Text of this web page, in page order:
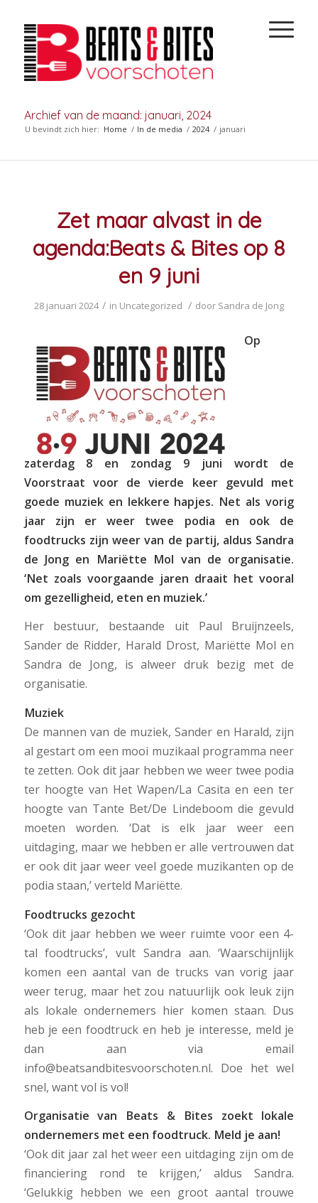
Archief van de maand: januari, 2024
U bevindt zich hier: Home / In de media / 2024 / januari
Zet maar alvast in de
agenda:Beats & Bites op 8
en 9 juni
28 januari 2024 / in Uncategorized / door Sandra de Jong
Op
zaterdag 8 en zondag 9 juni wordt de
Voorstraat voor de vierde keer gevuld met
goede muziek en lekkere hapjes. Net als vorig
jaar zijn er weer twee podia en ook de
foodtrucks zijn weer van de partij, aldus Sandra
de Jong en Mariëtte Mol van de organisatie.
‘Net zoals voorgaande jaren draait het vooral
om gezelligheid, eten en muziek.’
Her bestuur, bestaande uit Paul Bruijnzeels,
Sander de Ridder, Harald Drost, Mariëtte Mol en
Sandra de Jong, is alweer druk bezig met de
organisatie.
Muziek
De mannen van de muziek, Sander en Harald, zijn
al gestart om een mooi muzikaal programma neer
te zetten. Ook dit jaar hebben we weer twee podia
ter hoogte van Het Wapen/La Casita en een ter
hoogte van Tante Bet/De Lindeboom die gevuld
moeten worden. ‘Dat is elk jaar weer een
uitdaging, maar we hebben er alle vertrouwen dat
er ook dit jaar weer veel goede muzikanten op de
podia staan,’ verteld Mariëtte.
Foodtrucks gezocht
‘Ook dit jaar hebben we weer ruimte voor een 4-
tal foodtrucks’, vult Sandra aan. ‘Waarschijnlijk
komen een aantal van de trucks van vorig jaar
weer terug, maar het zou natuurlijk ook leuk zijn
als lokale ondernemers hier komen staan. Dus
heb je een foodtruck en heb je interesse, meld je
dan aan via email
info@beatsandbitesvoorschoten.nl. Doe het wel
snel, want vol is vol!
Organisatie van Beats & Bites zoekt lokale
ondernemers met een foodtruck. Meld je aan!
‘Ook dit jaar zal het weer een uitdaging zijn om de
financiering rond te krijgen,’ aldus Sandra.
‘Gelukkig hebben we een groot aantal trouwe